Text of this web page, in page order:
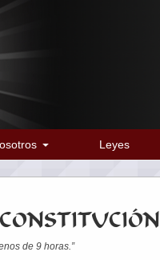
Leyes
de 9 horas.”